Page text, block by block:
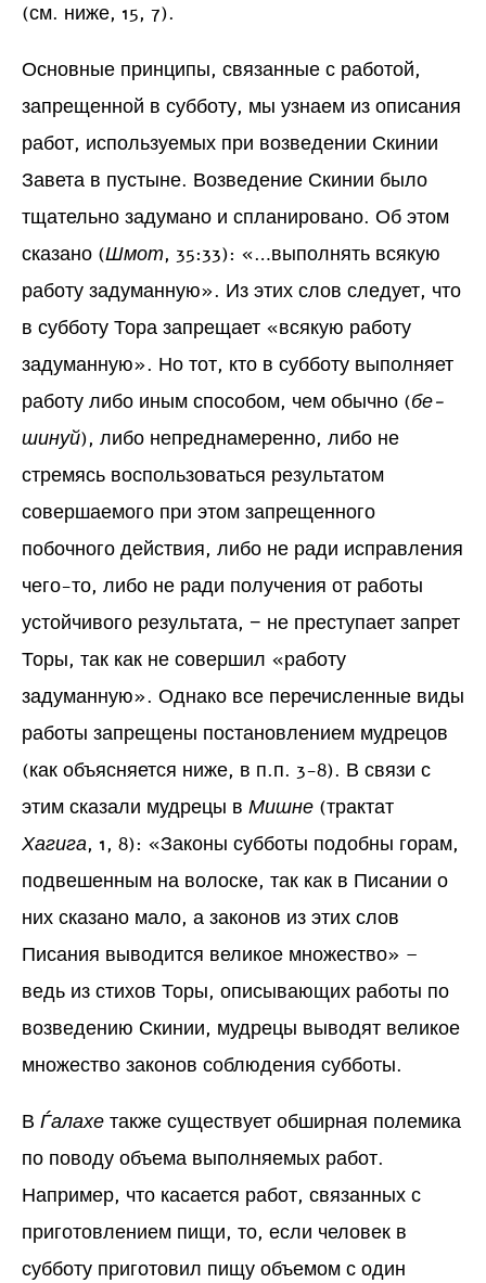
(см. ниже, 15, 7).
Основные принципы, связанные с работой,
запрещенной в субботу, мы узнаем из описания
работ, используемых при возведении Скинии
Завета в пустыне. Возведение Скинии было
тщательно задумано и спланировано. Об этом
сказано (Шмот, 35:33): «…выполнять всякую
работу задуманную». Из этих слов следует, что
в субботу Тора запрещает «всякую работу
задуманную». Но тот, кто в субботу выполняет
работу либо иным способом, чем обычно (бе-
шинуй), либо непреднамеренно, либо не
стремясь воспользоваться результатом
совершаемого при этом запрещенного
побочного действия, либо не ради исправления
чего-то, либо не ради получения от работы
устойчивого результата, − не преступает запрет
Торы, так как не совершил «работу
задуманную». Однако все перечисленные виды
работы запрещены постановлением мудрецов
(как объясняется ниже, в п.п. 3-8). В связи с
этим сказали мудрецы в Мишне (трактат
Хагига, 1, 8): «Законы субботы подобны горам,
подвешенным на волоске, так как в Писании о
них сказано мало, а законов из этих слов
Писания выводится великое множество» –
ведь из стихов Торы, описывающих работы по
возведению Скинии, мудрецы выводят великое
множество законов соблюдения субботы.
В Ѓалахе также существует обширная полемика
по поводу объема выполняемых работ.
Например, что касается работ, связанных с
приготовлением пищи, то, если человек в
субботу приготовил пищу объемом с один